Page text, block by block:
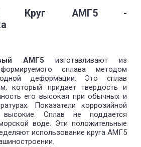
Круг АМГ5 -
АМГ5 изготавливают из
сплава методом
деформации. Это сплав
который придает твердость и
его высокая при обычных и
Показатели коррозийной
высокие. Сплав не поддается
воде. Эти положительные
использование круга АМГ5